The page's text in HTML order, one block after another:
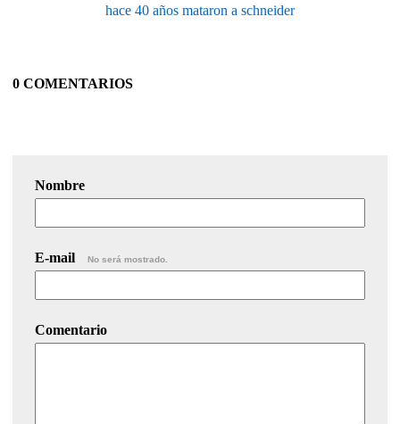
hace 40 años mataron a schneider
0 COMENTARIOS
Nombre
E-mail No será mostrado.
Comentario